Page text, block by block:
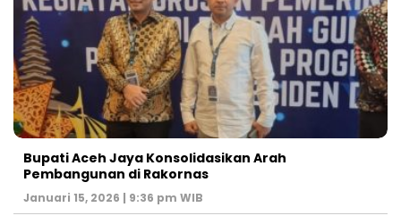
Bupati Aceh Jaya Konsolidasikan Arah
Pembangunan di Rakornas
Januari 15, 2026 | 9:36 pm WIB